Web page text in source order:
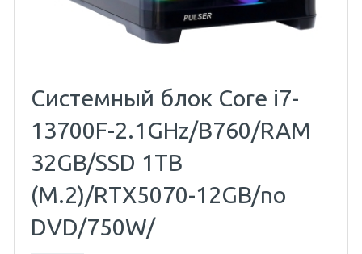
Системный блок Core i7-
13700F-2.1GHz/B760/RAM
32GB/SSD 1TB
(M.2)/RTX5070-12GB/no
DVD/750W/